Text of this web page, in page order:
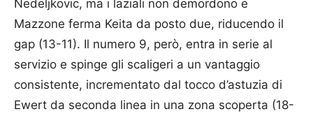
Nedeljkovic, ma i laziali non demordono e
Mazzone ferma Keita da posto due, riducendo il
gap (13-11). Il numero 9, però, entra in serie al
servizio e spinge gli scaligeri a un vantaggio
consistente, incrementato dal tocco d’astuzia di
Ewert da seconda linea in una zona scoperta (18-